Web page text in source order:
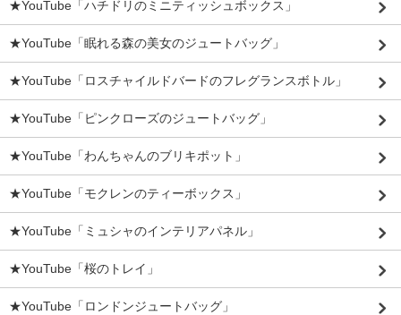
★YouTube「ハチドリのミニティッシュボックス」
★YouTube「眠れる森の美女のジュートバッグ」
★YouTube「ロスチャイルドバードのフレグランスボトル」
★YouTube「ピンクローズのジュートバッグ」
★YouTube「わんちゃんのブリキポット」
★YouTube「モクレンのティーボックス」
★YouTube「ミュシャのインテリアパネル」
★YouTube「桜のトレイ」
★YouTube「ロンドンジュートバッグ」